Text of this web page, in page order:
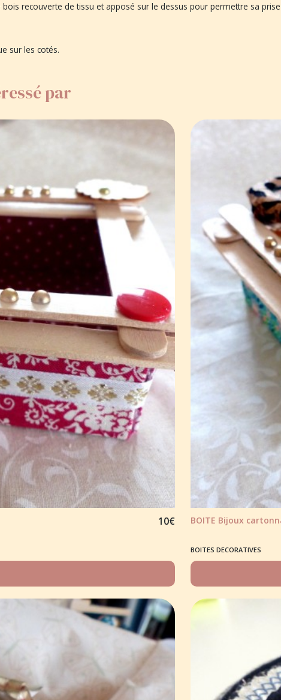
recouverte de tissu et apposé sur le dessus pour permettre sa
sur les cotés.
par
10€ BOITE Bijoux
BOITES DECORATIVES